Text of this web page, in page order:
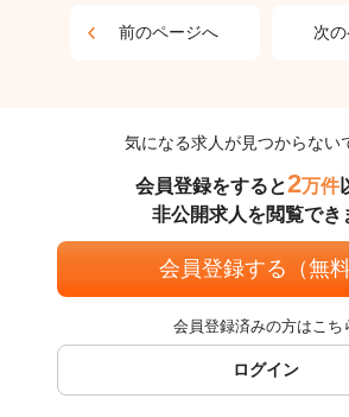
前のページへ 次
気になる求人が見つからない
会員登録をすると2万件
非公開求人を閲覧でき
会員登録する（無料
会員登録済みの方はこち
ログイン